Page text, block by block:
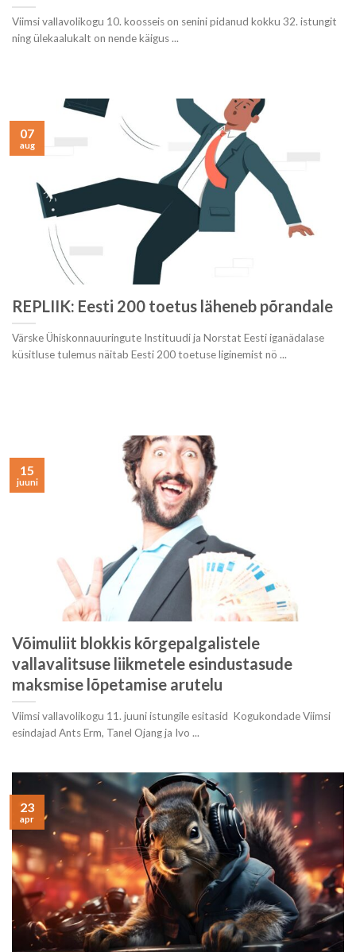
Viimsi vallavolikogu 10. koosseis on senini pidanud kokku 32. istungit
ning ülekaalukalt on nende käigus ...
REPLIIK: Eesti 200 toetus läheneb põrandale
Värske Ühiskonnauuringute Instituudi ja Norstat Eesti iganädalase
küsitluse tulemus näitab Eesti 200 toetuse liginemist nö ...
07
aug
Võimuliit blokkis kõrgepalgalistele
vallavalitsuse liikmetele esindustasude
maksmise lõpetamise arutelu
Viimsi vallavolikogu 11. juuni istungile esitasid Kogukondade Viimsi
esindajad Ants Erm, Tanel Ojang ja Ivo ...
15
juuni
23
apr